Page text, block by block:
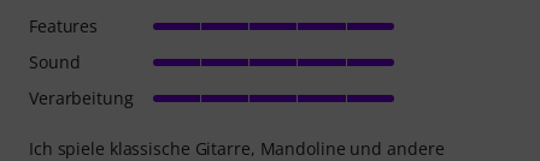
Ich spiele klassische Gitarre, Mandoline und andere
Features
Sound
Verarbeitung